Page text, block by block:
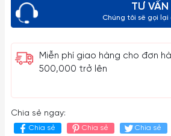
TƯ VẤN
Chúng tôi sẽ gọi lại
Miễn phí giao hàng cho đơn
500,000 trở lên
Chia sẻ ngay:
Chia sẻ Chia sẻ Chia sẻ